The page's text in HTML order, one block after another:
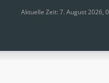
Aktuelle Zeit: 7. August 2026,